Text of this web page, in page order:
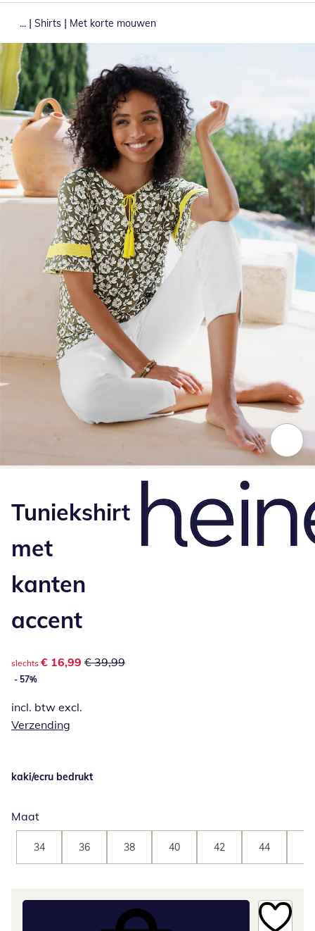
... | Shirts | Met korte mouwen
Tuniekshirt
met
kanten
accent
kortingsprijs: € 16,99, vorige prijs: € 39,99
slechts € 16,99 € 39,99
- 57%
incl. btw excl.
Verzending
kaki/ecru bedrukt
Maat
34 36 38 40 42 44